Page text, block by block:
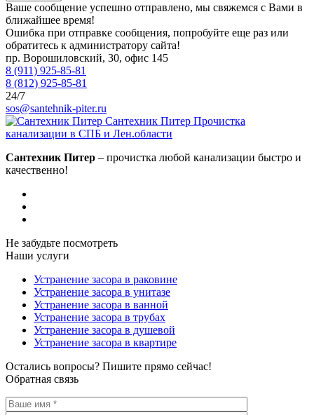
Ваше сообщение успешно отправлено, мы свяжемся с Вами в
ближайшее время!
Ошибка при отправке сообщения, попробуйте еще раз или
обратитесь к администратору сайта!
пр. Ворошиловский, 30, офис 145
8 (911) 925-85-81
8 (812) 925-85-81
24/7
sos@santehnik-piter.ru
Сантехник Питер Прочистка
канализации в СПБ и Лен.области
Сантехник Питер – прочистка любой канализации быстро и
качественно!
Не забудьте посмотреть
Наши услуги
Устранение засора в раковине
Устранение засора в унитазе
Устранение засора в ванной
Устранение засора в трубах
Устранение засора в душевой
Устранение засора в квартире
Остались вопросы? Пишите прямо сейчас!
Обратная связь